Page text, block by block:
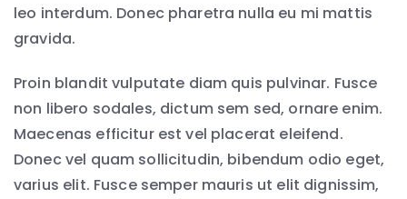
leo interdum. Donec pharetra nulla eu mi mattis
gravida.
Proin blandit vulputate diam quis pulvinar. Fusce
non libero sodales, dictum sem sed, ornare enim.
Maecenas efficitur est vel placerat eleifend.
Donec vel quam sollicitudin, bibendum odio eget,
varius elit. Fusce semper mauris ut elit dignissim,